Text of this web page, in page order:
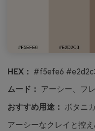
HEX： #f5efe6
ムード： アーシー、フ
おすすめ用途： ボタニ
アーシーなクレイと控